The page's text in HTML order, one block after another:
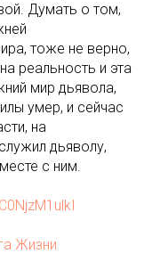
Думать о том,
тоже не верно,
реальность и эта
мир дьявола,
умер, и сейчас
на
дьяволу,
с ним.
Жизни